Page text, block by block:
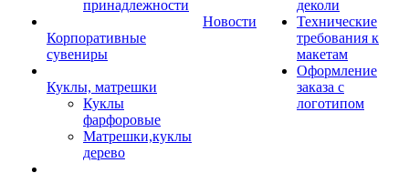
принадлежности
Корпоративные
сувениры
Куклы, матрешки
Куклы
фарфоровые
Матрешки,куклы
дерево
Новости
деколи
Технические
требования к
макетам
Оформление
заказа с
логотипом